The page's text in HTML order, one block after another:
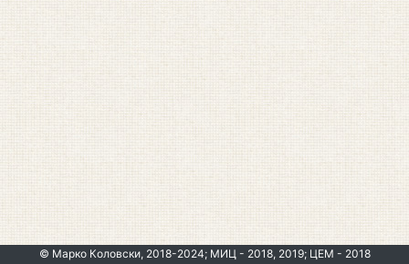
© Марко Коловски, 2018-2024; МИЦ - 2018, 2019; ЦЕМ - 2018